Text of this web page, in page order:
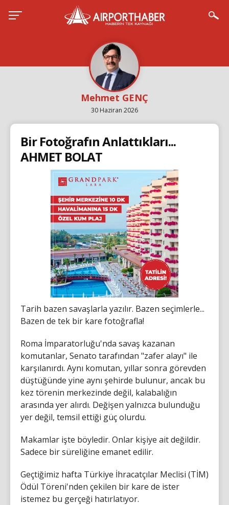
Mehmet GENÇ
30 Haziran 2026
Bir Fotoğrafın Anlattıkları...
AHMET BOLAT
Tarih bazen savaşlarla yazılır. Bazen seçimlerle...
Bazen de tek bir kare fotoğrafla!
Roma İmparatorluğu'nda savaş kazanan
komutanlar, Senato tarafından "zafer alayı" ile
karşılanırdı. Aynı komutan, yıllar sonra görevden
düştüğünde yine aynı şehirde bulunur, ancak bu
kez törenin merkezinde değil, kalabalığın
arasında yer alırdı. Değişen yalnızca bulunduğu
yer değil, temsil ettiği güç olurdu.
Makamlar işte böyledir. Onlar kişiye ait değildir.
Sadece bir süreliğine emanet edilir.
Geçtiğimiz hafta Türkiye İhracatçılar Meclisi (TİM)
Ödül Töreni'nden çekilen bir kare de ister
istemez bu gerçeği hatırlatıyor.